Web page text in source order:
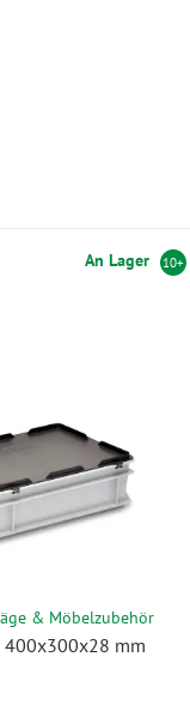
An Lager 10+
& Möbelzubehör
400x300x28 mm